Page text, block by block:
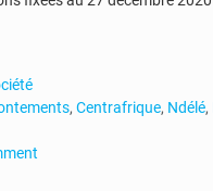
, Centrafrique, Ndélé,